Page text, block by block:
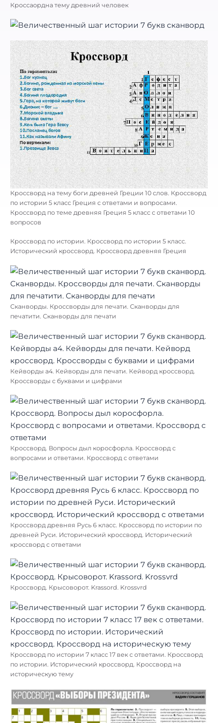
Кроссаордна тему древний человек
Кроссворд на тему боги древней Греции 10 слов. Кроссворд
по истории 5 класс Греция с ответами и вопросами.
Кроссворд по теме древняя Греция 5 класс с ответами 10
вопросов
Кроссворд по истории. Кроссворд по истории 5 класс.
Исторический кроссворд. Кроссворд древняя Греция
Сканворды. Кроссворды для печати. Сканворды для
печатити. Сканворды для печати
Кейворды а4. Кейворды для печати. Кейворд кроссворд.
Кроссворды с буквами и цифрами
Кроссворд. Вопросы дыл коросфорла. Кроссворд с
вопросами и ответами. Кроссворд с ответами
Кроссворд древняя Русь 6 класс. Кроссворд по истории по
древней Руси. Исторический кроссворд. Исторический
кроссворд с ответами
Кроссворд. Крысоворот. Krassord. Krossvrd
Кроссворд по истории 7 класс 17 век с ответами. Кроссворд
по истории. Исторический кроссворд. Кроссворд на
историческую тему